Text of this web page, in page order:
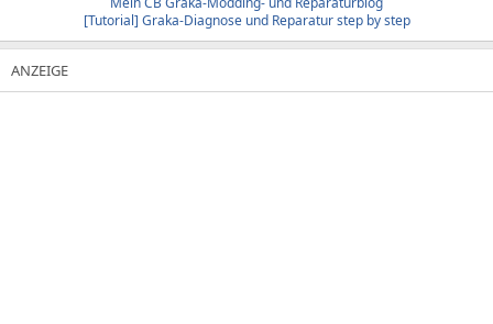
[Tutorial] Graka-Diagnose und Reparatur step by step